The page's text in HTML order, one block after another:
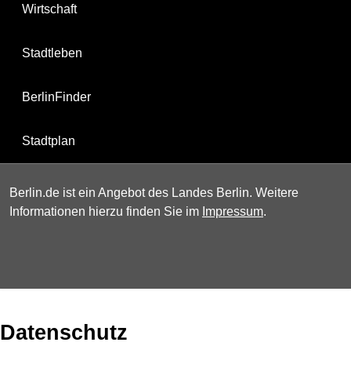
Wirtschaft
Stadtleben
BerlinFinder
Stadtplan
Berlin.de ist ein Angebot des Landes Berlin. Weitere
Informationen hierzu finden Sie im Impressum.
Datenschutz